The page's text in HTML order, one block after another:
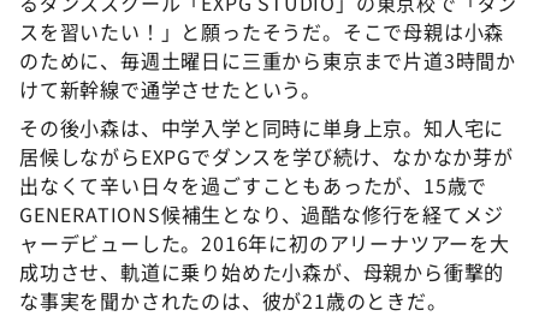
スを習いたい！」と願ったそうだ。そこで母親は小森
のために、毎週土曜日に三重から東京まで片道3時間か
けて新幹線で通学させたという。
その後小森は、中学入学と同時に単身上京。知人宅に
居候しながらEXPGでダンスを学び続け、なかなか芽が
出なくて辛い日々を過ごすこともあったが、15歳で
GENERATIONS候補生となり、過酷な修行を経てメジ
ャーデビューした。2016年に初のアリーナツアーを大
成功させ、軌道に乗り始めた小森が、母親から衝撃的
な事実を聞かされたのは、彼が21歳のときだ。